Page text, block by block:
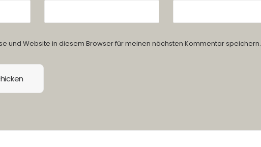
und Website in diesem Browser für meinen nächsten Kommentar speichern.